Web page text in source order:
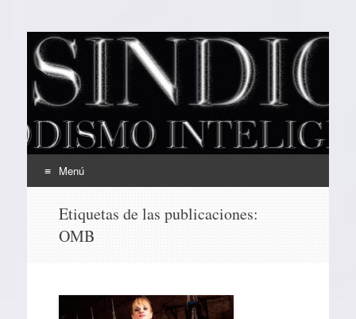
EL SINDICAL
Periodismo Inteligente
Menú
contenido
Etiquetas de las publicaciones:
OMB